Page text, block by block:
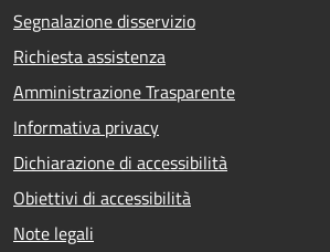
Segnalazione disservizio
Richiesta assistenza
Amministrazione Trasparente
Informativa privacy
Dichiarazione di accessibilità
Obiettivi di accessibilità
Note legali